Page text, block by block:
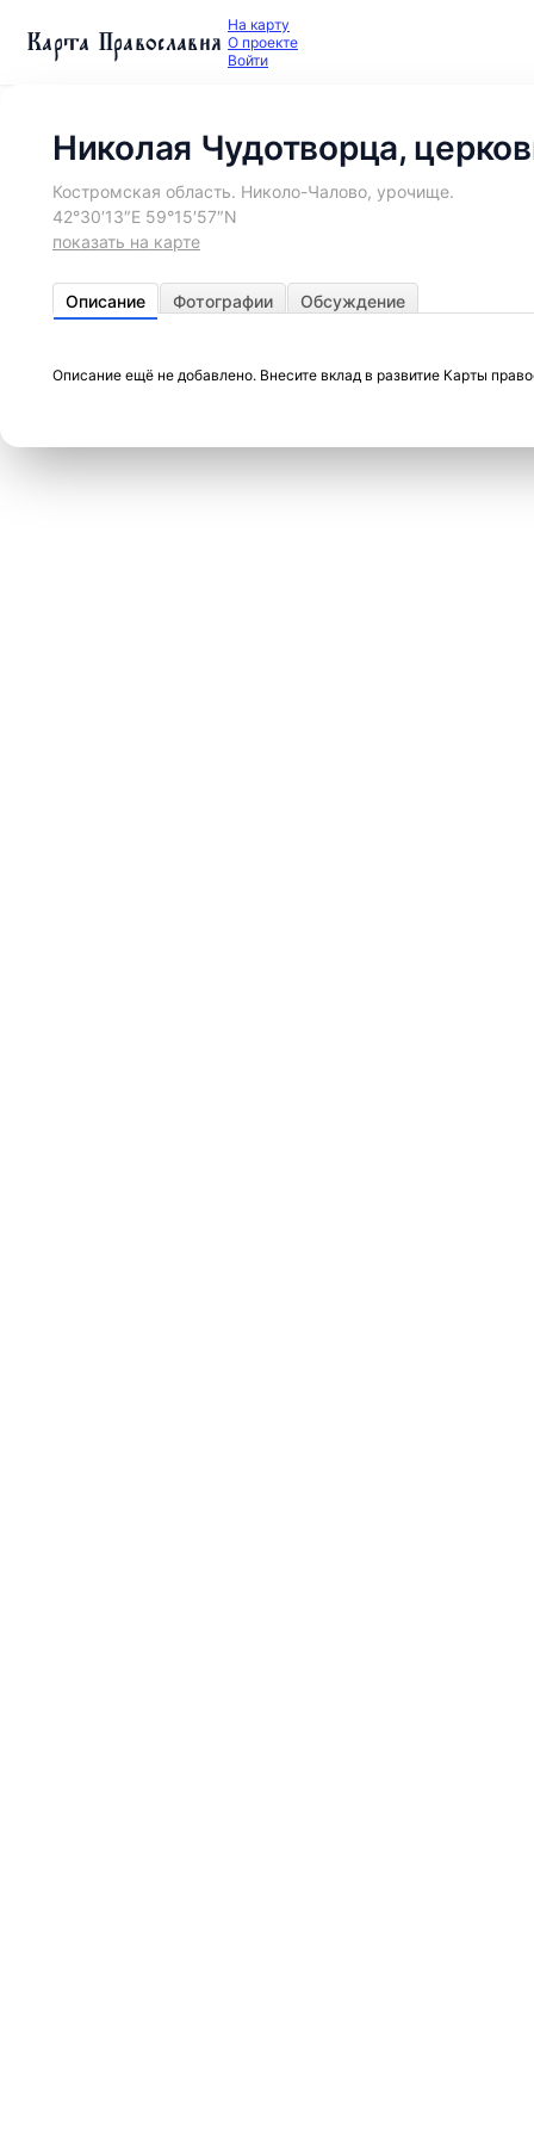
Карта Православия На карту
О проекте
Войти
Николая Чудотворца,
Костромская область. Николо-Чалово, урочище.
42°30′13″E 59°15′57″N
показать на карте
Описание Фотографии Обсуждение
Описание ещё не добавлено. Внесите вклад в развитие Карты